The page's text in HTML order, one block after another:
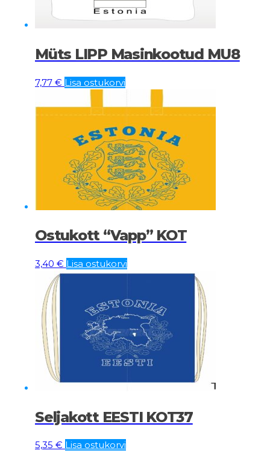
Müts LIPP Masinkootud MU8
7,77 € Lisa ostukorvi
Ostukott “Vapp” KOT
3,40 € Lisa ostukorvi
Seljakott EESTI KOT37
5,35 € Lisa ostukorvi